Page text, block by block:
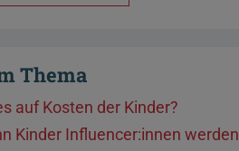
Thema
auf Kosten der Kinder?
Kinder Influencer:innen werden